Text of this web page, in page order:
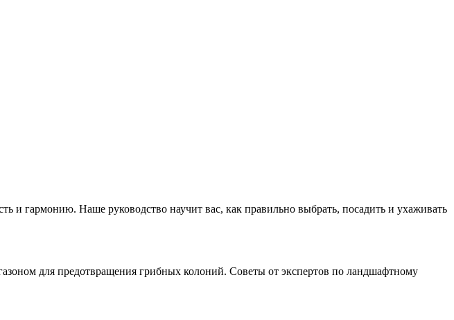
и гармонию. Наше руководство научит вас, как правильно выбрать, посадить и ухаживать
для предотвращения грибных колоний. Советы от экспертов по ландшафтному